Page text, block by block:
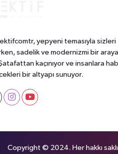
yepyeni temasıyla sizleri
sadelik ve modernizmi bir araya
kaçınıyor ve insanlara
bir altyapı sunuyor.
Copyright © 2024. Her hakkı